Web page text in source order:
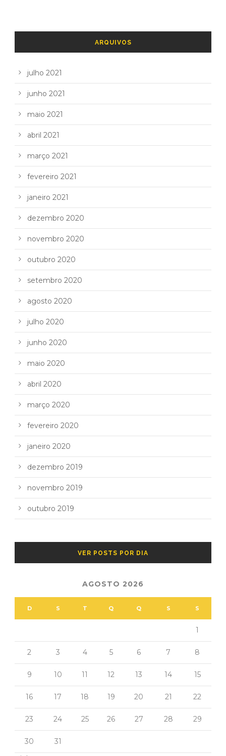
ARQUIVOS
julho 2021
junho 2021
maio 2021
abril 2021
março 2021
fevereiro 2021
janeiro 2021
dezembro 2020
novembro 2020
outubro 2020
setembro 2020
agosto 2020
julho 2020
junho 2020
maio 2020
abril 2020
março 2020
fevereiro 2020
janeiro 2020
dezembro 2019
novembro 2019
outubro 2019
VER POSTS POR DIA
AGOSTO 2026
D S T Q Q S S
1
2 3 4 5 6 7 8
9 10 11 12 13 14 15
16 17 18 19 20 21 22
23 24 25 26 27 28 29
30
31